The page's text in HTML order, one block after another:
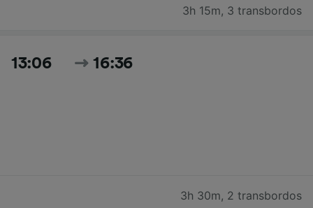
3h 15m, 3 transbordos
13:06 16:36
3h 30m, 2 transbordos